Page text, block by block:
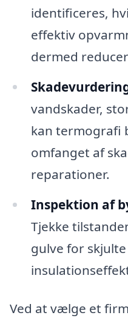
identificeres,
effektiv
dermed
vandskader,
kan termografi
omfanget af
reparationer.
Inspektion af
Tjekke
gulve for
Ved at vælge et